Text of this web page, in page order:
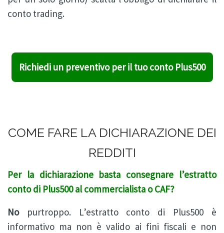
conto trading.
Richiedi un preventivo per il tuo conto Plus500
COME FARE LA DICHIARAZIONE DEI
REDDITI
Per la dichiarazione basta consegnare l’estratto
conto di Plus500 al commercialista o CAF?
Nopurtroppo. L’estratto conto di Plus500 è
informativo ma non è valido ai fini fiscali e non